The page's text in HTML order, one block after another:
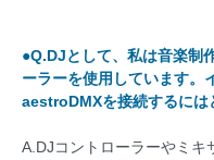
●Q.DJとして、私は音楽制
ーラーを使用しています。
aestroDMXを接続するには
A.DJコントローラーやミ